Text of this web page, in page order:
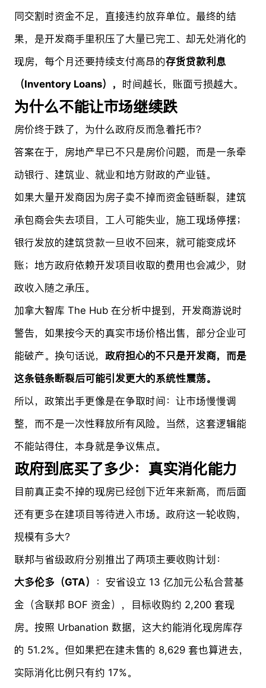
同交割时资金不足，直接违约放弃单位。最终的结
果，是开发商手里积压了大量已完工、却无处消化的
现房，每个月还要持续支付高昂的存货贷款利息
（Inventory Loans）， 时间越长，账面亏损越大。
为什么不能让市场继续跌
房价终于跌了，为什么政府反而急着托市？
答案在于，房地产早已不只是房价问题，而是一条牵
动银行、建筑业、就业和地方财政的产业链。
如果大量开发商因为房子卖不掉而资金链断裂，建筑
承包商会失去项目，工人可能失业，施工现场停摆；
银行发放的建筑贷款一旦收不回来，就可能变成坏
账；地方政府依赖开发项目收取的费用也会减少，财
政收入随之承压。
加拿大智库 The Hub 在分析中提到，开发商游说时
警告，如果按今天的真实市场价格出售，部分企业可
能破产。换句话说， 政府担心的不只是开发商，而是
这条链条断裂后可能引发更大的系统性震荡。
所以，政策出手更像是在争取时间：让市场慢慢调
整，而不是一次性释放所有风险。当然，这套逻辑能
不能站得住，本身就是争议焦点。
政府到底买了多少：真实消化能力
目前真正卖不掉的现房已经创下近年来新高，而后面
还有更多在建项目等待进入市场。政府这一轮收购，
规模有多大？
联邦与省级政府分别推出了两项主要收购计划：
大多伦多（GTA）
：安省设立 13 亿加元公私合营基
金（含联邦 BOF 资金），目标收购约 2,200 套现
房。按照 Urbanation 数据，这大约能消化现房库存
的 51.2%。但如果把在建未售的 8,629 套也算进去，
实际消化比例只有约 17%。